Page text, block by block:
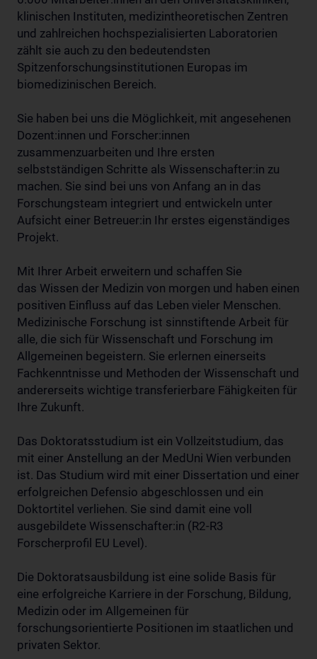
klinischen Instituten, medizintheoretischen Zentren
und zahlreichen hochspezialisierten Laboratorien
zählt sie auch zu den bedeutendsten
Spitzenforschungsinstitutionen Europas im
biomedizinischen Bereich.
Sie haben bei uns die Möglichkeit, mit angesehenen
Dozent:innen und Forscher:innen
zusammenzuarbeiten und Ihre ersten
selbstständigen Schritte als Wissenschafter:in zu
machen. Sie sind bei uns von Anfang an in das
Forschungsteam integriert und entwickeln unter
Aufsicht einer Betreuer:in Ihr erstes eigenständiges
Projekt.
Mit Ihrer Arbeit erweitern und schaffen Sie
das Wissen der Medizin von morgen und haben einen
positiven Einfluss auf das Leben vieler Menschen.
Medizinische Forschung ist sinnstiftende Arbeit für
alle, die sich für Wissenschaft und Forschung im
Allgemeinen begeistern. Sie erlernen einerseits
Fachkenntnisse und Methoden der Wissenschaft und
andererseits wichtige transferierbare Fähigkeiten für
Ihre Zukunft.
Das Doktoratsstudium ist ein Vollzeitstudium, das
mit einer Anstellung an der MedUni Wien verbunden
ist. Das Studium wird mit einer Dissertation und einer
erfolgreichen Defensio abgeschlossen und ein
Doktortitel verliehen. Sie sind damit eine voll
ausgebildete Wissenschafter:in (R2-R3
Forscherprofil EU Level).
Die Doktoratsausbildung ist eine solide Basis für
eine erfolgreiche Karriere in der Forschung, Bildung,
Medizin oder im Allgemeinen für
forschungsorientierte Positionen im staatlichen und
privaten Sektor.